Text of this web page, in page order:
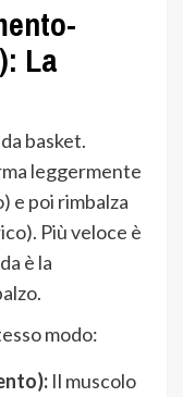
La
basket.
leggermente
e poi rimbalza
Più veloce è
è la
modo:
Il muscolo